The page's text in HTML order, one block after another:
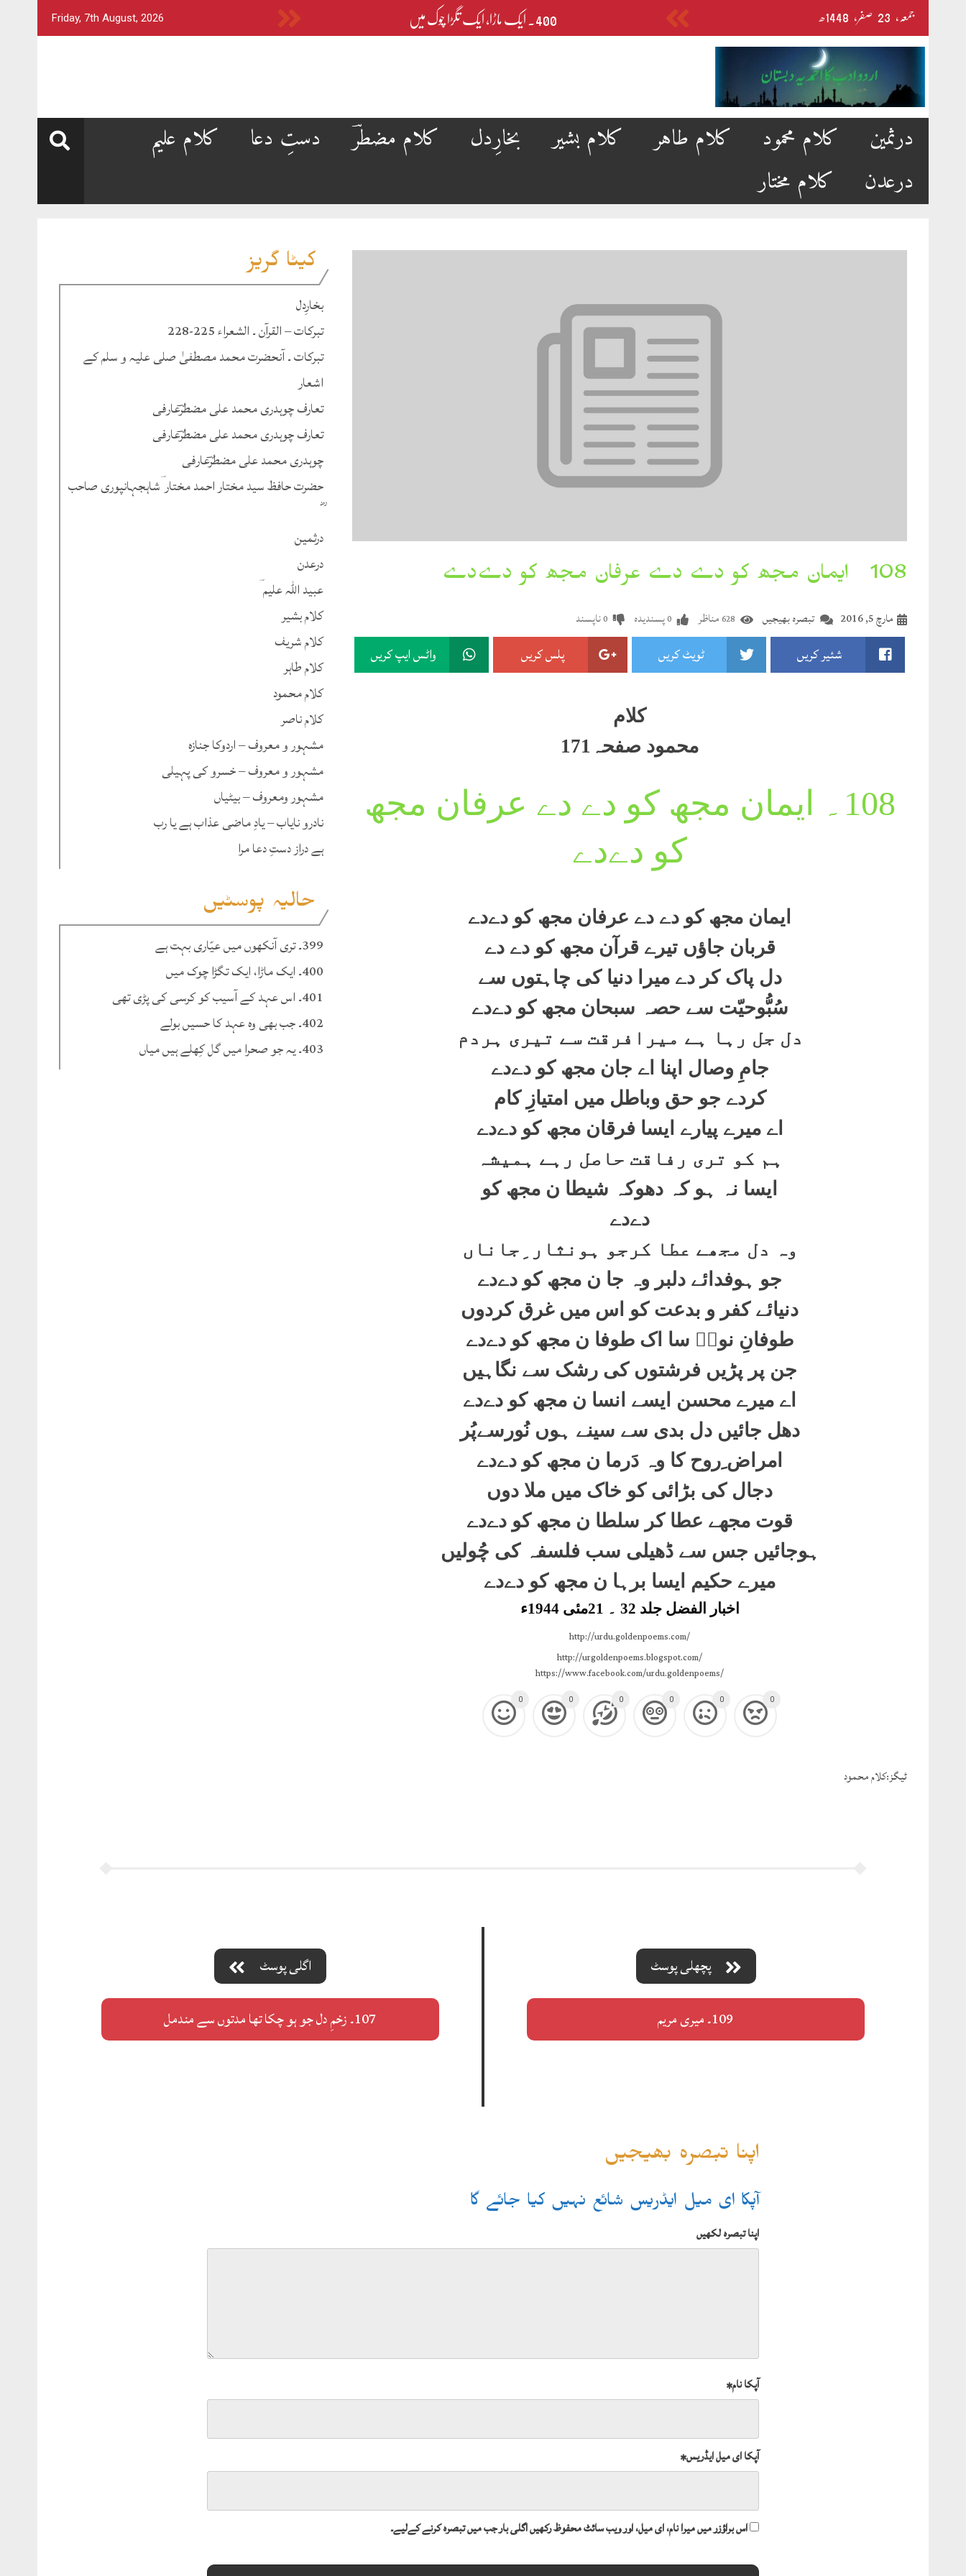
Skip
to
content
جمعہ‬‮، 23 صفر‬، 400۔ ایک ماڑا، ایک تگڑا چوک میں Friday, 7th August, 2026
درثمین کلام محمود کلام طاہر کلام بشیر بخارِدل کلام مضطرؔ دستِ دعا
کلام علیم
درعدن
کلام مختار
کیٹا گریز
بخارِدل
تبرکات – القرآن ۔ الشعراء 225-228
تبرکات ۔ آنحضرت محمد مصطفیٰ صلی علیہ و سلم کے
اشعار
تعارف چوہدری محمد علی مضطرؔعارفی
تعارف چوہدری محمد علی مضطرؔعارفی
چوہدری محمد علی مضطرؔعارفی
حضرت حافظ سید مختار احمد مختار ؔشاہجہانپوری صاحب
ؓ
درثمین
درعدن
عبید اللہ علیم ؔ
کلام بشیر
کلام شریف
کلام طاہر
کلام محمود
کلام ناصر
مشہور و معروف – اردوکا جنازہ
مشہور و معروف – خسرو کی پہیلی
مشہور ومعروف – بیٹیاں
نادرو نایاب – یادِ ماضی عذاب ہے یا رب
ہے دراز دستِ دعا مرا
حالیہ پوسٹیں
399۔ تری آنکھوں میں عیّاری بہت ہے
400۔ ایک ماڑا، ایک تگڑا چوک میں
401۔ اس عہد کے آسیب کو کرسی کی پڑی تھی
402۔ جب بھی وہ عہد کا حسیں بولے
403۔ یہ جو صحرا میں گل کِھلے ہیں میاں
108۔ ایمان مجھ کو دے دے عرفان مجھ کو دےدے
تبصرہ بھیجیں مارچ 5, 2016 628مناظر 0پسندیدہ 0ناپسند
شئیر کریں ٹویٹ کریں پلس کریں واٹس ایپ کریں
کلام
محمود صفحہ171
108۔
ایمان مجھ کو دے دے عرفان مجھ
کو دےدے
ایمان مجھ کو دے دے عرفان مجھ کو دےدے
قربان جاؤں تیرے قرآن مجھ کو دے دے
دل پاک کر دے میرا دنیا کی چاہتوں سے
سُبُّوحیّت سے حصہ سبحان مجھ کو دےدے
دل جل رہا ہے میرافرقت سے تیری ہردم
جامِ وصال اپنا اے جان مجھ کو دےدے
کردے جو حق وباطل میں امتیازِ کام
اے میرے پیارے ایسا فرقان مجھ کو دےدے
ہم کو تری رفاقت حاصل رہے ہمیشہ
ایسا نہ ہو کہ دھوکہ شیطا ن مجھ کو
دےدے
وہ دل مجھے عطا کرجو ہونثار ِجاناں
جو ہوفدائے دلبر وہ جا ن مجھ کو دےدے
دنیائے کفر و بدعت کو اس میں غرق کردوں
طوفانِ نوحؑ سا اک طوفا ن مجھ کو دےدے
جن پر پڑیں فرشتوں کی رشک سے نگاہیں
اے میرے محسن ایسے انسا ن مجھ کو دےدے
دھل جائیں دل بدی سے سینے ہوں نُورسےپُر
امراض ِروح کا وہ دَرما ن مجھ کو دےدے
دجال کی بڑائی کو خاک میں ملا دوں
قوت مجھے عطا کر سلطا ن مجھ کو دےدے
ہوجائیں جس سے ڈھیلی سب فلسفہ کی چُولیں
میرے حکیم ایسا برہا ن مجھ کو دےدے
اخبار الفضل جلد 32 ۔ 21مئی 1944ء
http://urdu.goldenpoems.com/
http://urgoldenpoems.blogspot.com/
https://www.facebook.com/urdu.goldenpoems/
0 0 0 0 0 0
ٹيگز:کلام محمود
اگلی پوسٹ
107۔ زخمِ دل جو ہو چکا تھا مدتوں سے مندمل
پچھلی پوسٹ
109۔ میری مریم
اپنا تبصرہ بھیجیں
آپکا ای میل ایڈریس شائع نہیں کیا جائے گا
اپنا تبصرہ لکھیں
آپکا نام*
آپکا ای میل ایڈریس*
اس براؤزر میں میرا نام، ای میل، اور ویب سائٹ محفوظ رکھیں اگلی بار جب میں تبصرہ کرنے کےلیے۔